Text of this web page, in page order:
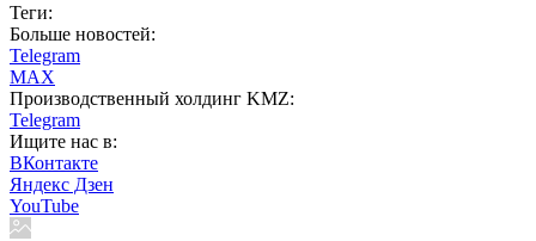
Теги:
Больше новостей:
Telegram
MAX
Производственный холдинг KMZ:
Telegram
Ищите нас в:
ВКонтакте
Яндекс Дзен
YouTube